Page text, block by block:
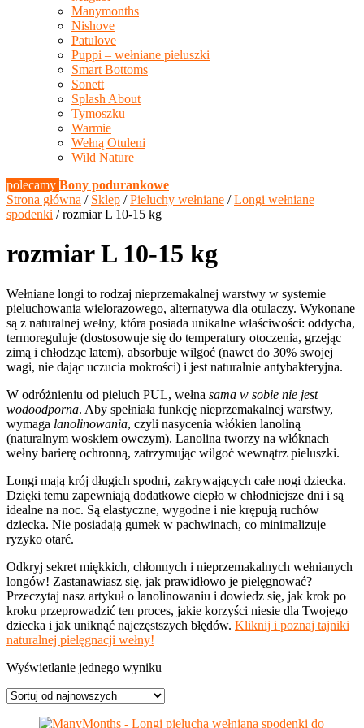
Manymonths
Nishove
Patulove
Puppi – wełniane pieluszki
Smart Bottoms
Sonett
Splash About
Tymoszku
Warmie
Wełną Otuleni
Wild Nature
polecamy Bony podurankowe
Strona główna / Sklep /Pieluchy wełniane /Longi wełniane
spodenki / rozmiar L 10-15 kg
rozmiar L 10-15 kg
Wełniane longi to rodzaj nieprzemakalnej warstwy w systemie
pieluchowania wielorazowego, alternatywa dla otulaczy. Wykonane
są z naturalnej wełny, która posiada unikalne właściwości: oddycha,
termoreguluje (dostosowuje się do temperatury otoczenia, grzejąc
zimą i chłodząc latem), absorbuje wilgoć (nawet do 30% swojej
wagi, nie dając uczucia mokrości) i jest naturalnie antybakteryjna.
W odróżnieniu od pieluch PUL, wełna sama w sobie nie jest
wodoodporna. Aby spełniała funkcję nieprzemakalnej warstwy,
wymaga lanolinowania, czyli nasycenia włókien lanoliną
(naturalnym woskiem owczym). Lanolina tworzy na włóknach
wełny barierę ochronną, zatrzymując wilgoć wewnątrz pieluszki.
Longi mają krój długich spodni, zakrywających całe nogi dziecka.
Dzięki temu zapewniają dodatkowe ciepło w chłodniejsze dni i są
idealne na noc. Są elastyczne, wygodne i nie krępują ruchów
dziecka. Nie posiadają gumek w pachwinach, co minimalizuje
ryzyko otarć.
Odkryj sekret miękkich, chłonnych i nieprzemakalnych wełnianych
longów! Zastanawiasz się, jak prawidłowo je pielęgnować?
Przeczytaj nasz artykuł o lanolinowaniu i dowiedz się, jak krok po
kroku przeprowadzić ten proces, jakie korzyści niesie dla Twojego
dziecka i jak uniknąć najczęstszych błędów. Kliknij i poznaj tajniki
naturalnej pielęgnacji wełny!
Wyświetlanie jednego wyniku